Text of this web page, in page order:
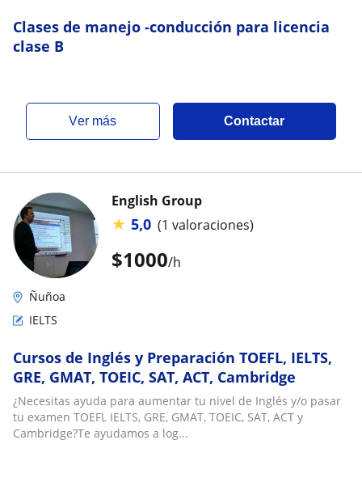
Clases de manejo -conducción para licencia
clase B
ver más Contactar
$1000/h
English Group
★ 5,0 (1 valoraciones)
Ñuñoa
IELTS
Cursos de Inglés y Preparación TOEFL, IELTS,
GRE, GMAT, TOEIC, SAT, ACT, Cambridge
¿Necesitas ayuda para aumentar tu nivel de Inglés y/o pasar
tu examen TOEFL IELTS, GRE, GMAT, TOEIC, SAT, ACT y
Cambridge?Te ayudamos a log...